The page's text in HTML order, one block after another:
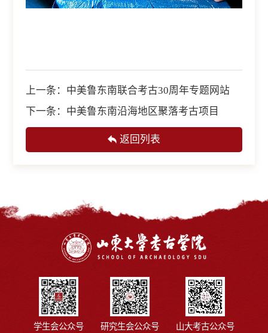
上一条： 中美鲁东南联合考古30周年专题网站
下一条： 中美鲁东南沿海地区聚落考古项目
返回列表
学生会公众号 研究生会公众号 山大考古公众号